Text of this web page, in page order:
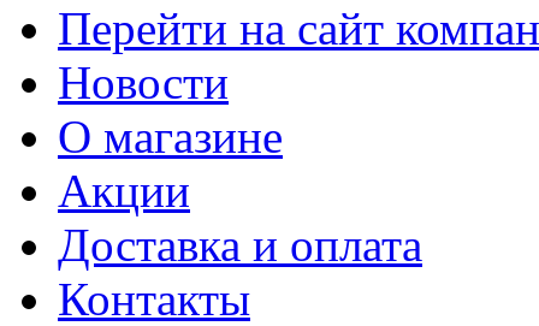
Перейти на сайт
Новости
О магазине
Акции
Доставка и оплата
Контакты